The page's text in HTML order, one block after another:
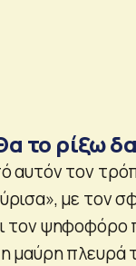
το ρίξω
αυτόν τον
με τον
τον ψηφοφόρο
μαύρη πλευρά